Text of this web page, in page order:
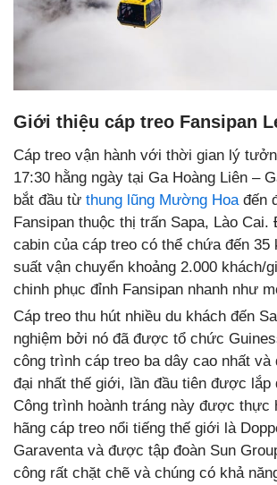
Giới thiệu cáp treo Fansipan
Cáp treo vận hành với thời gian lý
17:30 hằng ngày tại Ga Hoàng Liên –
bắt đầu từ thung lũng Mường Hoa đến
Fansipan thuộc thị trấn Sapa, Lào Cai.
cabin của cáp treo có thể chứa đến 35
suất vận chuyển khoảng 2.000 khách/
chinh phục đỉnh Fansipan nhanh như
Cáp treo thu hút nhiều du khách đến
nghiệm bởi nó đã được tổ chức
công trình cáp treo ba dây cao nhất và
đại nhất thế giới, lần đầu tiên được lắp
Công trình hoành tráng này được thực
hãng cáp treo nổi tiếng thế giới là
Garaventa và được tập đoàn Sun
công rất chặt chẽ và chúng có khả